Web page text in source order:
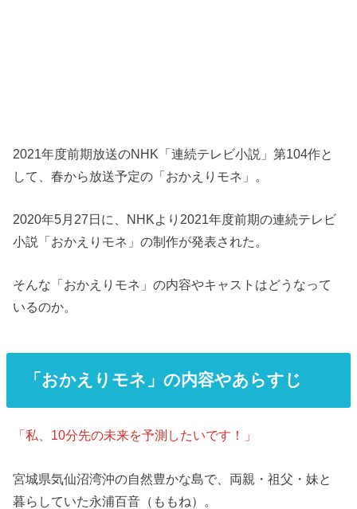
2021年度前期放送のNHK「連続テレビ小説」第104作と
して、春から放送予定の「おかえりモネ」。
2020年5月27日に、NHKより2021年度前期の連続テレビ
小説「おかえりモネ」の制作が発表された。
そんな「おかえりモネ」の内容やキャストはどうなって
いるのか。
「おかえりモネ」の内容やあらすじ
「私、10分先の未来を予測したいです！」
宮城県気仙沼湾沖の自然豊かな島で、両親・祖父・妹と
暮らしていた永浦百音（ももね）。